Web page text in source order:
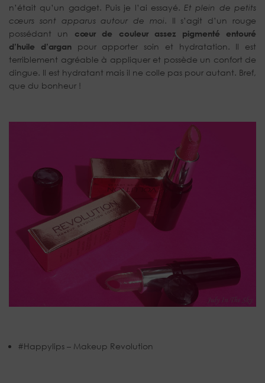
n’était qu’un gadget. Puis je l’ai essayé. Et plein de petits
cœurs sont apparus autour de moi. Il s’agit d’un rouge
possédant un cœur de couleur assez pigmenté entouré
d’huile d’arganpour apporter soin et hydratation. Il est
terriblement agréable à appliquer et possède un confort de
dingue. Il est hydratant mais il ne colle pas pour autant. Bref,
que du bonheur !
#Happylips – Makeup Revolution